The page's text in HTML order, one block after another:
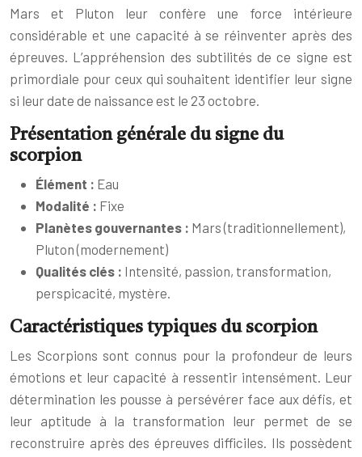
Mars et Pluton leur confère une force intérieure
considérable et une capacité à se réinventer après des
épreuves. L’appréhension des subtilités de ce signe est
primordiale pour ceux qui souhaitent identifier leur signe
si leur date de naissance est le 23 octobre.
Présentation générale du signe du
scorpion
Élément : Eau
Modalité : Fixe
Planètes gouvernantes : Mars (traditionnellement),
Pluton (modernement)
Qualités clés : Intensité, passion, transformation,
perspicacité, mystère.
Caractéristiques typiques du scorpion
Les Scorpions sont connus pour la profondeur de leurs
émotions et leur capacité à ressentir intensément. Leur
détermination les pousse à persévérer face aux défis, et
leur aptitude à la transformation leur permet de se
reconstruire après des épreuves difficiles. Ils possèdent